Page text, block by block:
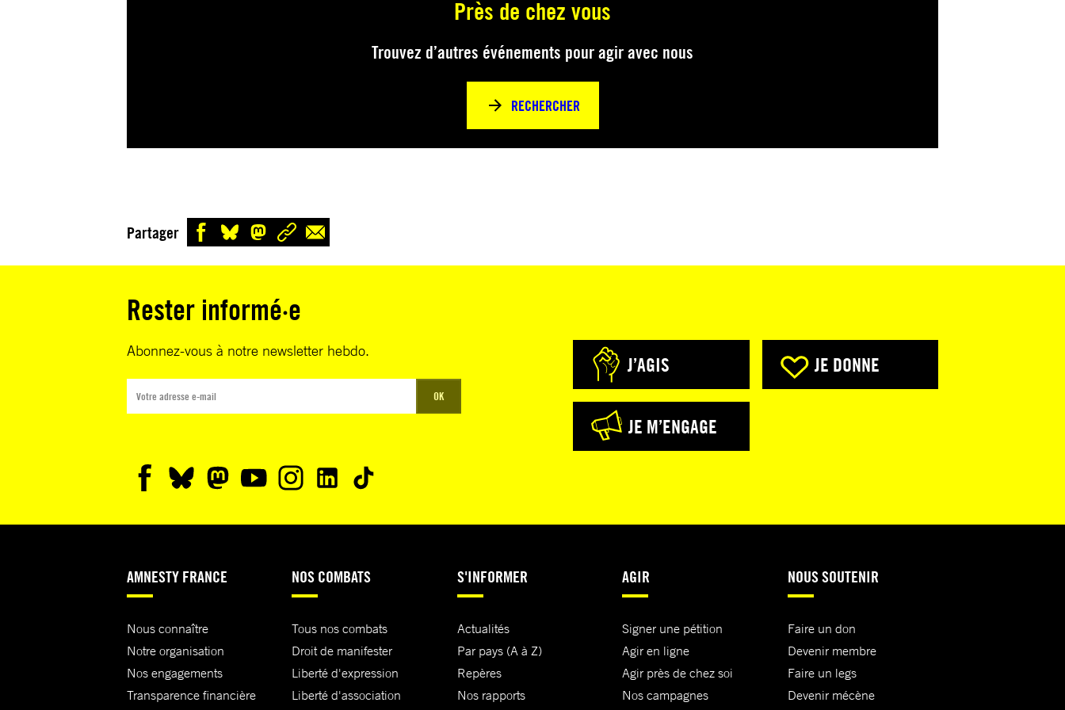
Près de chez vous
Trouvez d’autres événements pour agir avec nous
RECHERCHER
Partager
Rester informé·e
Abonnez-vous à notre newsletter hebdo.
OK
J’AGIS JE DONNE
JE M’ENGAGE
AMNESTY FRANCE
Nous connaître
Notre organisation
Nos engagements
Transparence financière
NOS COMBATS
Tous nos combats
Droit de manifester
Liberté d'expression
Liberté d'association
S'INFORMER
Actualités
Par pays (A à Z)
Repères
Nos rapports
AGIR
Signer une pétition
Agir en ligne
Agir près de chez soi
Nos campagnes
NOUS SOUTENIR
Faire un don
Devenir membre
Faire un legs
Devenir mécène